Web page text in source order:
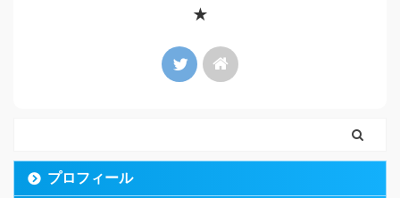
★
プロフィール